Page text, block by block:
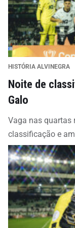
HISTÓRIA ALVINEGRA
Noite de
Galo
Vaga nas quartas
classificação e